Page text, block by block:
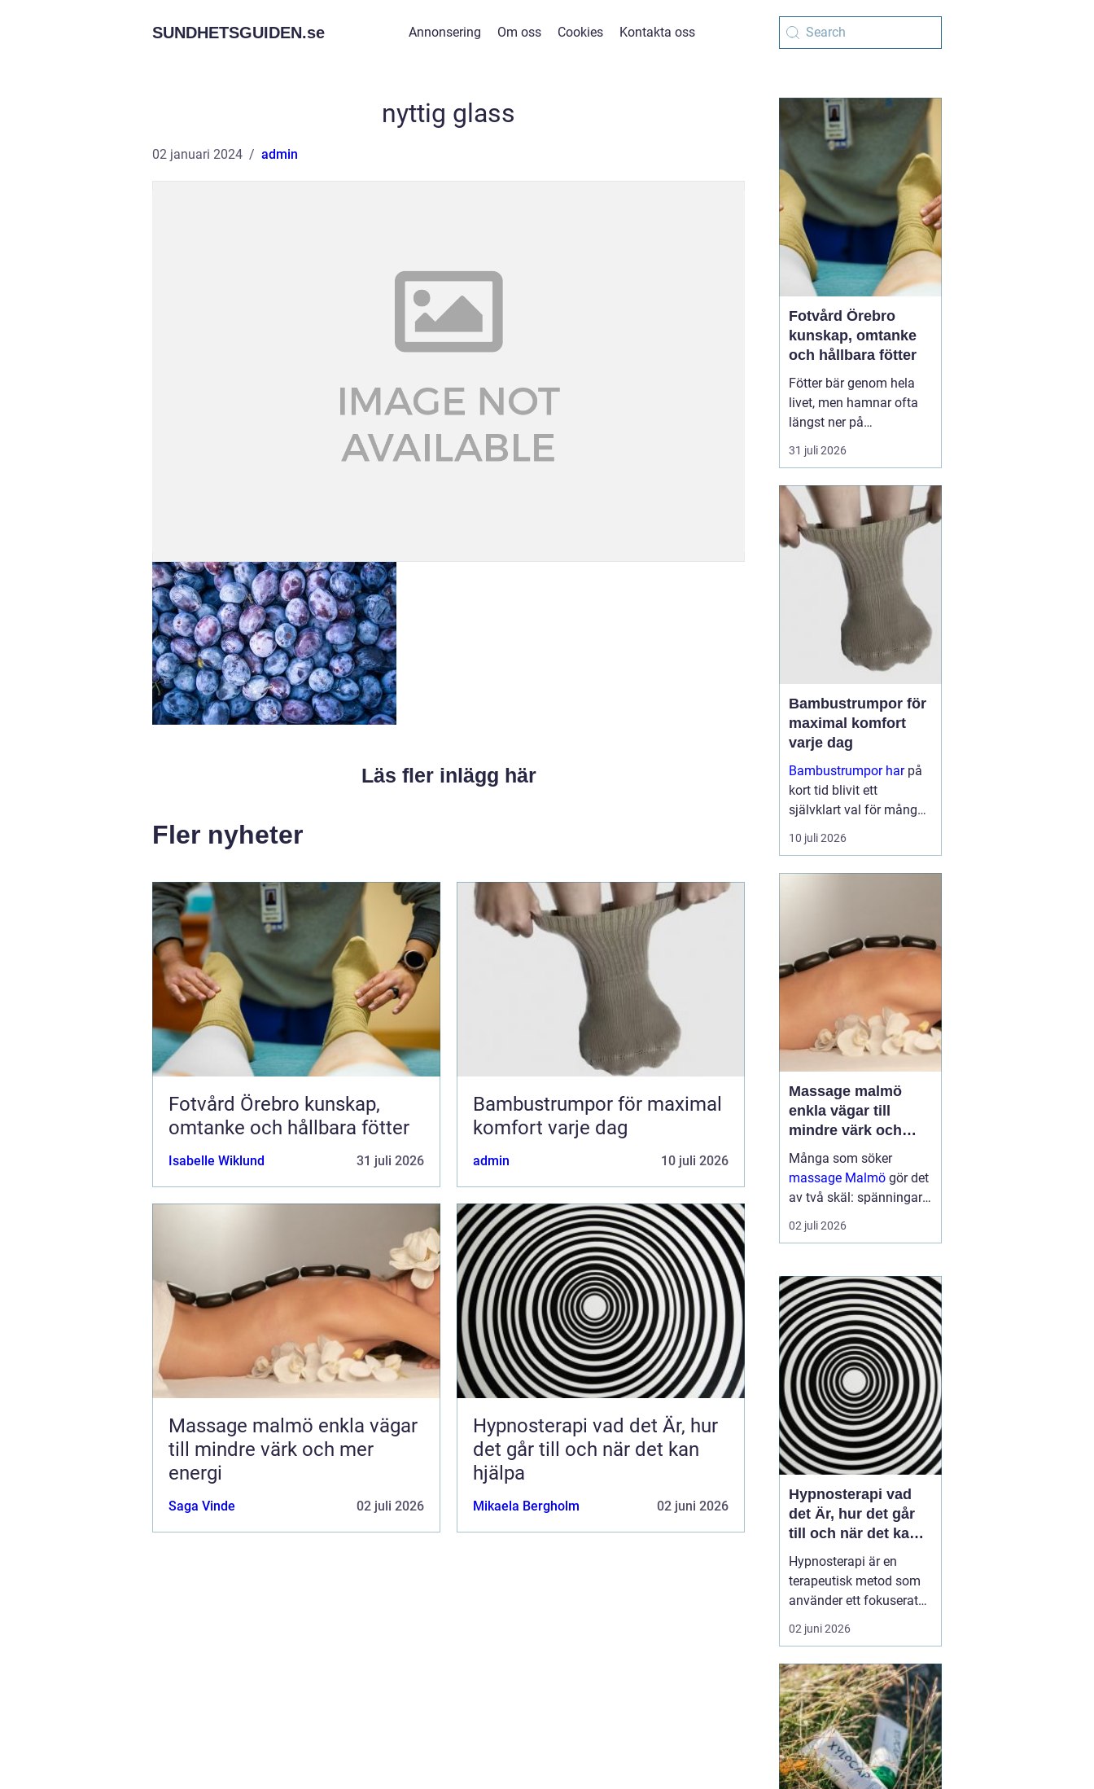
SUNDHETSGUIDEN.se Annonsering Om oss Cookies Kontakta oss
nyttig glass
02 januari 2024 admin
Läs fler inlägg här
Fler nyheter
Fotvård Örebro kunskap,
omtanke och hållbara fötter
Isabelle Wiklund 31 juli 2026
Bambustrumpor för maximal
komfort varje dag
admin 10 juli 2026
Massage malmö enkla vägar
till mindre värk och mer
energi
Saga Vinde 02 juli 2026
Hypnosterapi vad det Är, hur
det går till och när det kan
hjälpa
Mikaela Bergholm 02 juni 2026
Fotvård Örebro
kunskap, omtanke
och hållbara fötter
Fötter bär genom hela
livet, men hamnar ofta
längst ner på
prioriteringslistan.
Många söker hjälp först
påverkar vardagen.
Samtidigt visar
erfarenhet från
fotvårdskliniker i och
omkring Örebro att
regelbunden fotvård kan
förebygga e...
31 juli 2026
Bambustrumpor för
maximal komfort
varje dag
Bambustrumpor harpå
kort tid blivit ett
självklart val för många
som vill kombinera
komfort, funktion och
10 juli 2026
Massage malmö
enkla vägar till
mindre värk och
mer energi
Många som söker
massage Malmö gör det
av två skäl: spänningar
och smärta har blivit för
mycket, eller behovet av
sig starkare än
vardagens tempo.
Samtidigt kan utbudet
kän...
02 juli 2026
Hypnosterapi vad
det Är, hur det går
till och när det kan
hjälpa
Hypnosterapi är en
terapeutisk metod som
använder ett fokuserat
och avslappnat
sinnestillstånd för att
undermedvetna. Genom
att kombinera
samtalsterapi med
hypnos kan människor
förändra reaktioner,
känslor och beteenden
02 juni 2026